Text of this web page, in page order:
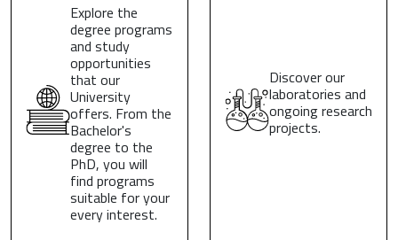
Explore the
degree programs
and study
opportunities
that our
University
offers. From the
Bachelor's
degree to the
PhD, you will
find programs
suitable for your
every interest.
Discover our
laboratories and
ongoing research
projects.